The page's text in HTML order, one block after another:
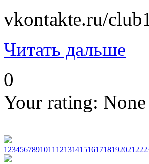
vkontakte.ru/
Читать дальше
0
Your rating: None
1 234567891011 12131415161718192021 22